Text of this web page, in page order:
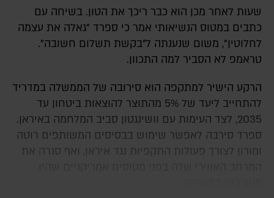
שעות לאחר מכן הוא כבר ריכך את הטון. בשיחה עם
כתבים במטוס הנשיאותי אמר כי ספרד "גאלה את עצמה
לחלוטין", משום שנענתה ל"בקשת תשלום חשובה".
טראמפ לא הסביר למה התכוון.
הרקע הישיר למתקפה הוא סירובה של הממשלה במדריד
להתחייב ליעד של 5% מהתוצר להוצאות ביטחון עד
2035, לצד העימות עם וושינגטון סביב המלחמה באיראן.
ספרד סירבה לאפשר שימוש בבסיסים המשותפים רוטה
ומורון לצורך פעולות התקפיות נגד איראן, ואף סגרה את